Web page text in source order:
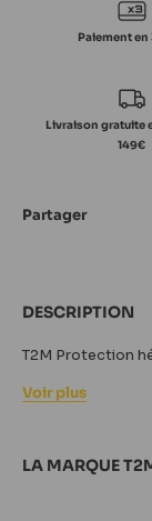
Paiement en
Livraison gratuite
149€
Partager
DESCRIPTION
T2M Protection
Voir plus
LA MARQUE